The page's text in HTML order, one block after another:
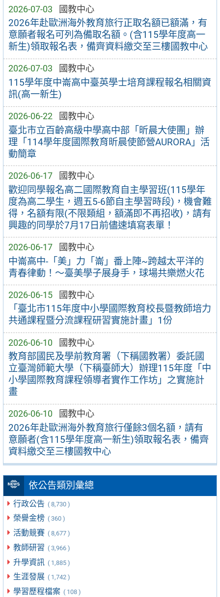
2026-07-03 國教中心
2026年赴歐洲海外教育旅行正取名額已額滿，有
意願者報名可列為備取名額。(含115學年度高一
新生)領取報名表，備齊資料繳交至三樓國教中心
2026-07-03 國教中心
115學年度中崙高中臺英學士培育課程報名相關資
訊(高一新生)
2026-06-22 國教中心
臺北市立百齡高級中學高中部「昕晨大使團」辦
理「114學年度國際教育昕晨使節營AURORA」活
動簡章
2026-06-17 國教中心
歡迎同學報名高二國際教育自主學習班(115學年
度為高二學生，週五5-6節自主學習時段)，機會難
得，名額有限(不限類組，額滿即不再招收)，請有
興趣的同學於7月17日前儘速填寫表單！
2026-06-17 國教中心
中崙高中-「美」力「崙」番上陣~跨越太平洋的
青春律動！～臺美學子展身手，球場共樂燃火花
2026-06-15 國教中心
「臺北市115年度中小學國際教育校長暨教師培力
共通課程暨分流課程研習實施計畫」1份
2026-06-10 國教中心
教育部國民及學前教育署（下稱國教署）委託國
立臺灣師範大學（下稱臺師大）辦理115年度「中
小學國際教育課程領導者實作工作坊」之實施計
畫
2026-06-10 國教中心
2026年赴歐洲海外教育旅行僅餘3個名額，請有
意願者(含115學年度高一新生)領取報名表，備齊
資料繳交至三樓國教中心
依公告類別彙總
行政公告 ( 8,730 )
榮譽金榜 ( 360 )
活動競賽 ( 8,677 )
教師研習 ( 3,966 )
升學資訊 ( 1,885 )
生涯發展 ( 1,742 )
學習歷程檔案 ( 108 )